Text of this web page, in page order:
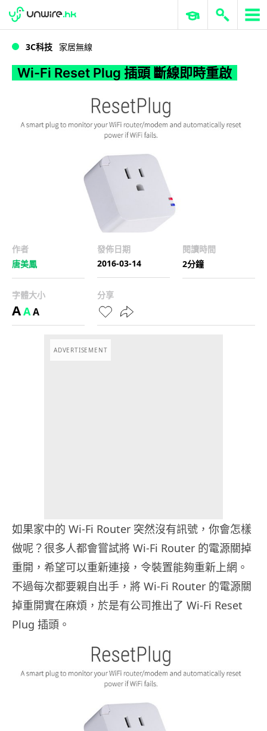
Wi-Fi Reset Plug 插頭 斷線即時重啟
WWDC 2026 ERP 與商業 AI
3C科技 家居無線
Wi-Fi Reset Plug 插頭 斷線即時重啟
作者
唐美鳳
發佈日期
2016-03-14
閱讀時間
2分鐘
字體大小
AAA
分享
ADVERTISEMENT
如果家中的 Wi-Fi Router 突然沒有訊號，你會怎樣
做呢？很多人都會嘗試將 Wi-Fi Router 的電源關掉
重開，希望可以重新連接，令裝置能夠重新上網。
不過每次都要親自出手，將 Wi-Fi Router 的電源關
掉重開實在麻煩，於是有公司推出了 Wi-Fi Reset
Plug 插頭。